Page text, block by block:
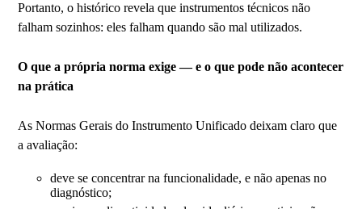
Portanto, o histórico revela que instrumentos técnicos não
falham sozinhos: eles falham quando são mal utilizados.
O que a própria norma exige — e o que pode não acontecer
na prática
As Normas Gerais do Instrumento Unificado deixam claro que
a avaliação:
deve se concentrar na funcionalidade, e não apenas no
diagnóstico;